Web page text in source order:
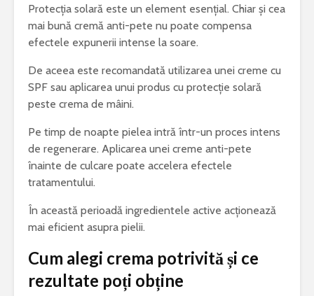
Protecția solară este un element esențial. Chiar și cea
mai bună cremă anti-pete nu poate compensa
efectele expunerii intense la soare.
De aceea este recomandată utilizarea unei creme cu
SPF sau aplicarea unui produs cu protecție solară
peste crema de mâini.
Pe timp de noapte pielea intră într-un proces intens
de regenerare. Aplicarea unei creme anti-pete
înainte de culcare poate accelera efectele
tratamentului.
În această perioadă ingredientele active acționează
mai eficient asupra pielii.
Cum alegi crema potrivită și ce
rezultate poți obține